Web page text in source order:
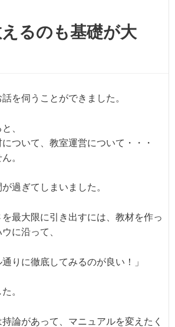
るのも基礎が大
を伺うことができました。
、
ついて、教室運営について・・・
。
過ぎてしまいました。
最大限に引き出すには、教材を作っ
に沿って、
通りに徹底してみるのが良い！」
。
持論があって、マニュアルを変えたく